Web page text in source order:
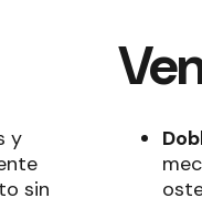
y
sin